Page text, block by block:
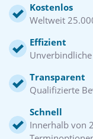
Kostenlos
Weltweit
Effizient
Transparent
Qualifizierte
Schnell
Innerhalb von